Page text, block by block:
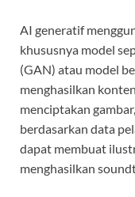
AI generatif
khususnya model
(GAN) atau model
menghasilkan
menciptakan
berdasarkan data
dapat membuat
menghasilkan